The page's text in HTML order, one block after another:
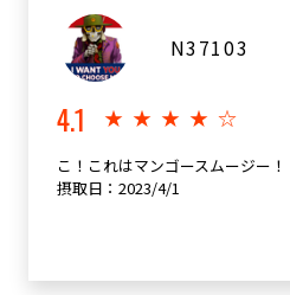
N37103
4.1 ★★★★☆
こ！これはマンゴースムージー！
摂取日：2023/4/1